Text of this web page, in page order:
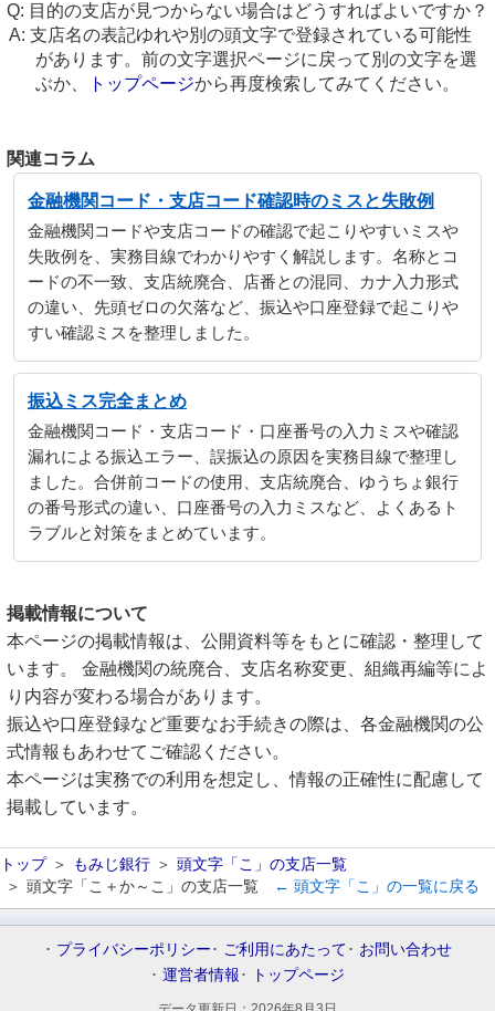
目的の支店が見つからない場合はどうすればよいですか？
支店名の表記ゆれや別の頭文字で登録されている可能性
があります。前の文字選択ページに戻って別の文字を選
ぶか、
トップページから再度検索してみてください。
関連コラム
金融機関コード・支店コード確認時のミスと失敗例
金融機関コードや支店コードの確認で起こりやすいミスや
失敗例を、実務目線でわかりやすく解説します。名称とコ
ードの不一致、支店統廃合、店番との混同、カナ入力形式
の違い、先頭ゼロの欠落など、振込や口座登録で起こりや
すい確認ミスを整理しました。
振込ミス完全まとめ
金融機関コード・支店コード・口座番号の入力ミスや確認
漏れによる振込エラー、誤振込の原因を実務目線で整理し
ました。合併前コードの使用、支店統廃合、ゆうちょ銀行
の番号形式の違い、口座番号の入力ミスなど、よくあるト
ラブルと対策をまとめています。
掲載情報について
本ページの掲載情報は、公開資料等をもとに確認・整理して
います。 金融機関の統廃合、支店名称変更、組織再編等によ
り内容が変わる場合があります。
振込や口座登録など重要なお手続きの際は、各金融機関の公
式情報もあわせてご確認ください。
本ページは実務での利用を想定し、情報の正確性に配慮して
掲載しています。
トップ もみじ銀行
頭文字「こ」の支店一覧
頭文字「こ＋か～こ」の支店一覧
← 頭文字「こ」の一覧に戻る
プライバシーポリシー ご利用にあたって
お問い合わせ
運営者情報
トップページ